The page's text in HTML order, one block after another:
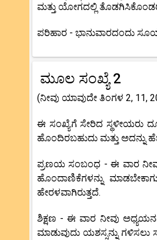
ಮತ್ತು ಯೋಗದಲ್ಲಿ
ಪರಿಹಾರ - ಭಾನುವಾರದಂದು
ಮೂಲ ಸಂಖ್ಯೆ 2
(ನೀವು ಯಾವುದೇ ತಿಂಗಳ 2, 11,
ಈ ಸಂಖ್ಯೆಗೆ ಸೇರಿದ ಸ್ಥಳೀಯರು
ಹೊಂದಿರಬಹುದು ಮತ್ತು ಅದನ್ನು
ಪ್ರಣಯ ಸಂಬಂಧ - ಈ ವಾರ ನೀವು
ಹೊಂದಾಣಿಕೆಗಳನ್ನು
ಹೇರಳವಾಗಿರುತ್ತದೆ.
ಶಿಕ್ಷಣ - ಈ ವಾರ ನೀವು
ಮಾಡುವುದು ಯಶಸ್ಸನ್ನು